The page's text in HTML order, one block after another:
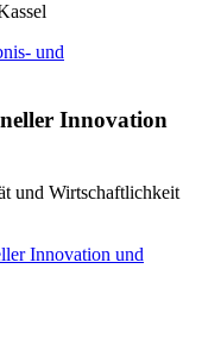
und
Innovation
und Wirtschaftlichkeit
Innovation und